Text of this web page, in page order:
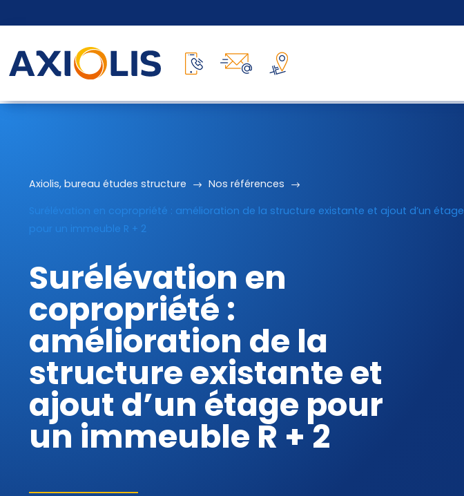
Axiolis, bureau études structure $ Nos références $
Surélévation en copropriété : amélioration de la structure existante et ajout d’un étage
pour un immeuble R + 2
Surélévation en
copropriété :
amélioration de la
structure existante et
ajout d’un étage pour
un immeuble R + 2